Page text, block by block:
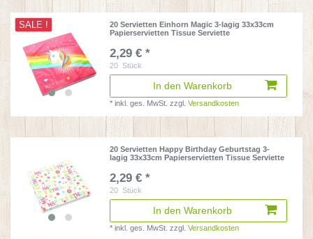
SALE !
20 Servietten Einhorn Magic 3-lagig 33x33cm
Papierservietten Tissue Serviette
2,29 € *
20 Stück
In den Warenkorb
*inkl. ges. MwSt. zzgl.Versandkosten
20 Servietten Happy Birthday Geburtstag 3-
lagig 33x33cm Papierservietten Tissue Serviette
2,29 € *
20 Stück
In den Warenkorb
*inkl. ges. MwSt. zzgl.Versandkosten